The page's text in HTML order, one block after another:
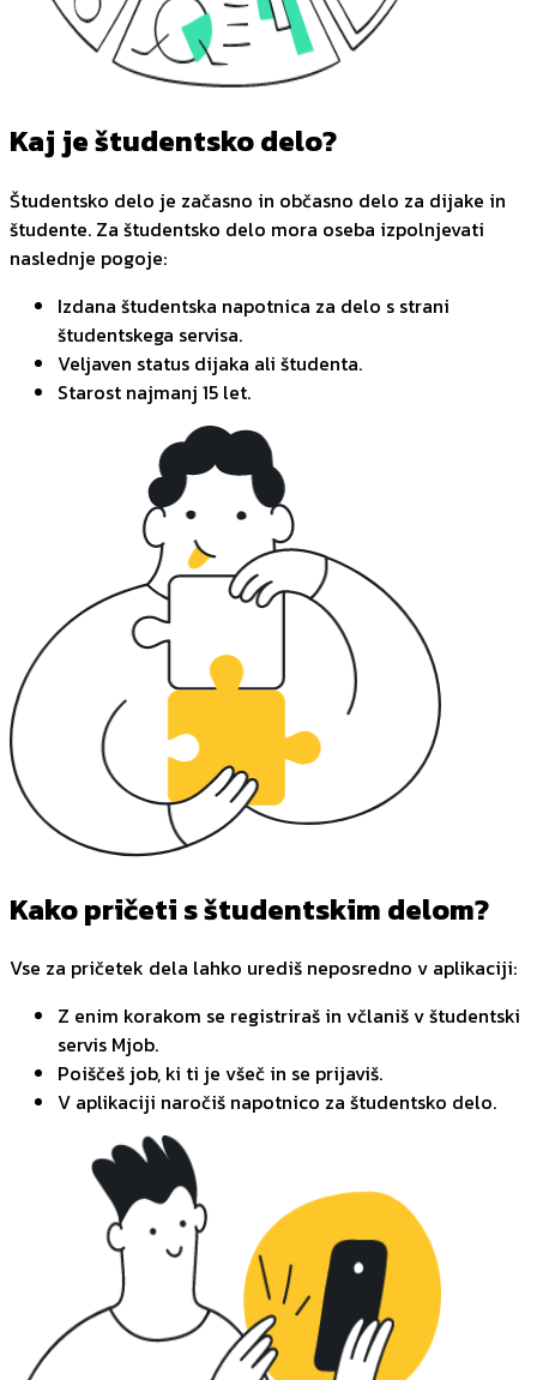
Kaj je študentsko delo?
Študentsko delo je začasno in občasno delo za dijake in
študente. Za študentsko delo mora oseba izpolnjevati
naslednje pogoje:
Izdana študentska napotnica za delo s strani
študentskega servisa.
Veljaven status dijaka ali študenta.
Starost najmanj 15 let.
Kako pričeti s študentskim delom?
Vse za pričetek dela lahko urediš neposredno v aplikaciji:
Z enim korakom se registriraš in včlaniš v študentski
servis Mjob.
Poiščeš job, ki ti je všeč in se prijaviš.
V aplikaciji naročiš napotnico za študentsko delo.